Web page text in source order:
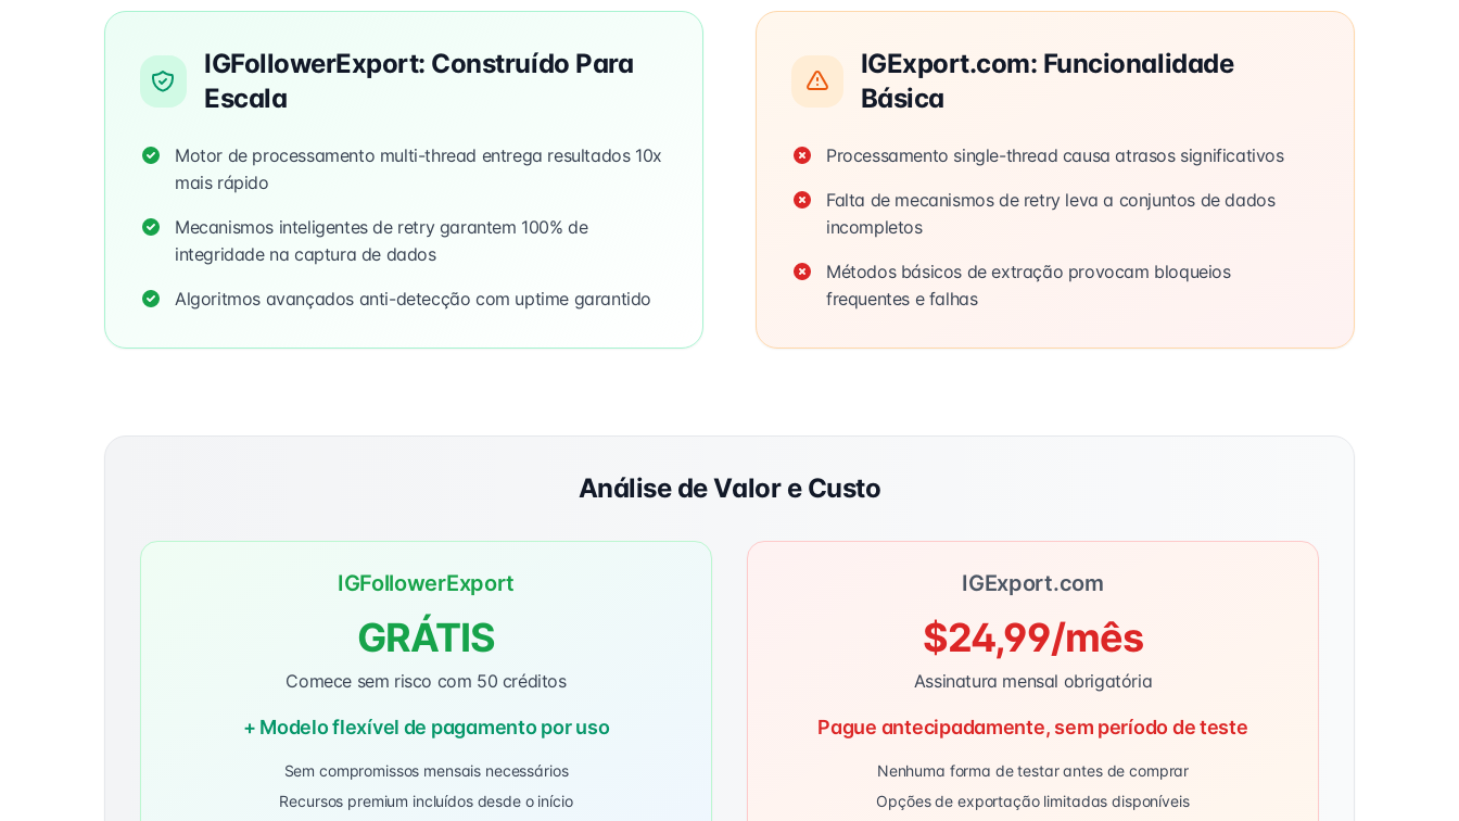
IGFollowerExport: Construído Para
Escala
Motor de processamento multi-thread entrega resultados 10x
mais rápido
Mecanismos inteligentes de retry garantem 100% de
integridade na captura de dados
Algoritmos avançados anti-detecção com uptime garantido
IGExport.com: Funcionalidade
Básica
Processamento single-thread causa atrasos significativos
Falta de mecanismos de retry leva a conjuntos de dados
incompletos
Métodos básicos de extração provocam bloqueios
frequentes e falhas
Análise de Valor e Custo
IGFollowerExport
GRÁTIS
Comece sem risco com 50 créditos
+ Modelo flexível de pagamento por uso
Sem compromissos mensais necessários
Recursos premium incluídos desde o início
IGExport.com
$24,99/mês
Assinatura mensal obrigatória
Pague antecipadamente, sem período de teste
Nenhuma forma de testar antes de comprar
Opções de exportação limitadas disponíveis